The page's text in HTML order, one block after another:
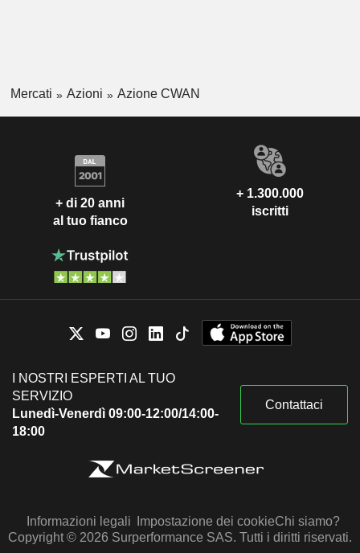
Mercati Azioni Azione CWAN
+ di 20 anni
al tuo fianco
+ 1.300.000
iscritti
I NOSTRI ESPERTI AL TUO
SERVIZIO
Lunedì-Venerdì 09:00-12:00/14:00-
18:00
Contattaci
Informazioni legali Impostazione dei cookieChi siamo?
Copyright © 2026 Surperformance SAS. Tutti i diritti riservati.